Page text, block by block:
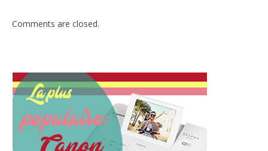
Comments are closed.